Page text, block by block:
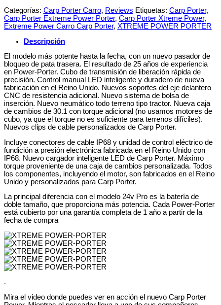
Categorías: Carp Porter Carro, Reviews Etiquetas: Carp Porter,
Carp Porter Extreme Power Porter, Carp Porter Xtreme Power,
Extreme Power Carro Carp Porter, XTREME POWER PORTER
Descripción
El modelo más potente hasta la fecha, con un nuevo pasador de
bloqueo de pata trasera. El resultado de 25 años de experiencia
en Power-Porter. Cubo de transmisión de liberación rápida de
precisión. Control manual LED inteligente y duradero de nueva
fabricación en el Reino Unido. Nuevos soportes del eje delantero
CNC de resistencia adicional. Nuevo sistema de bolsa de
inserción. Nuevo neumático todo terreno tipo tractor. Nueva caja
de cambios de 30.1 con torque adicional (no usamos motores de
cubo, ya que el torque no es suficiente para terrenos difíciles).
Nuevos clips de cable personalizados de Carp Porter.
Incluye conectores de cable IP68 y unidad de control eléctrico de
fundición a presión electrónica fabricada en el Reino Unido con
IP68. Nuevo cargador inteligente LED de Carp Porter. Máximo
torque proveniente de una caja de cambios personalizada. Todos
los componentes, incluyendo el motor, son fabricados en el Reino
Unido y personalizados para Carp Porter.
La principal diferencia con el modelo 24v Pro es la batería de
doble tamaño, que proporciona más potencia. Cada Power-Porter
está cubierto por una garantía completa de 1 año a partir de la
fecha de compra
.
Mira el video donde puedes ver en acción el nuevo Carp Porter